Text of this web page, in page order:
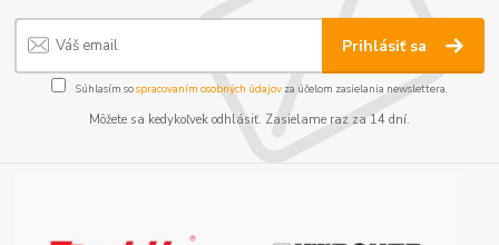
Prihlásiť sa
Súhlasím sospracovaním osobných údajov za účelom zasielania newslettera.
Môžete sa kedykoľvek odhlásiť. Zasielame raz za 14 dní.